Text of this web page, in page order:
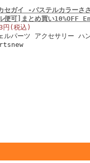
セガイ -パステルカラーさ
便可]まとめ買い
円(税込)
ルパーツ アクセサリー ハ